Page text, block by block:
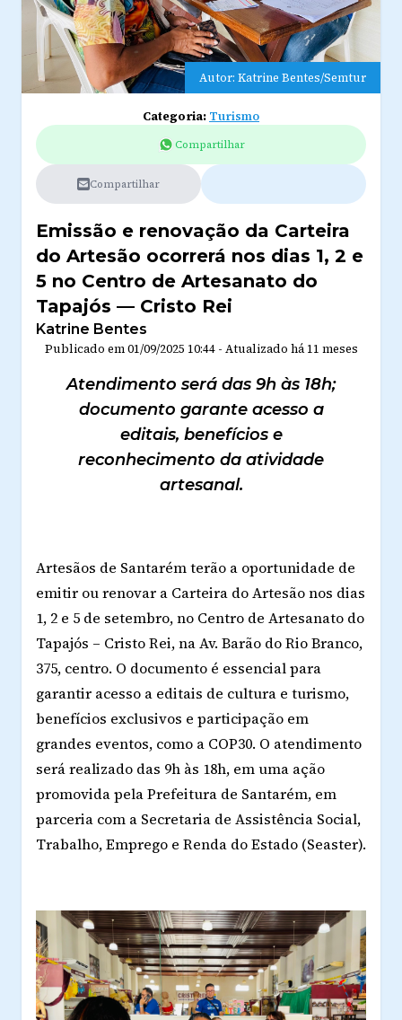
Autor: Katrine Bentes/Semtur
Categoria: Turismo
Compartilhar
Compartilhar
Emissão e renovação da Carteira
do Artesão ocorrerá nos dias 1, 2 e
5 no Centro de Artesanato do
Tapajós — Cristo Rei
Katrine Bentes
Publicado em01/09/2025 10:44- Atualizado há 11 meses
Atendimento será das 9h às 18h;
documento garante acesso a
editais, benefícios e
reconhecimento da atividade
artesanal.
Artesãos de Santarém terão a oportunidade de
emitir ou renovar a Carteira do Artesão nos dias
1, 2 e 5 de setembro, no Centro de Artesanato do
Tapajós – Cristo Rei, na Av. Barão do Rio Branco,
375, centro. O documento é essencial para
garantir acesso a editais de cultura e turismo,
benefícios exclusivos e participação em
grandes eventos, como a COP30. O atendimento
será realizado das 9h às 18h, em uma ação
promovida pela Prefeitura de Santarém, em
parceria com a Secretaria de Assistência Social,
Trabalho, Emprego e Renda do Estado (Seaster).